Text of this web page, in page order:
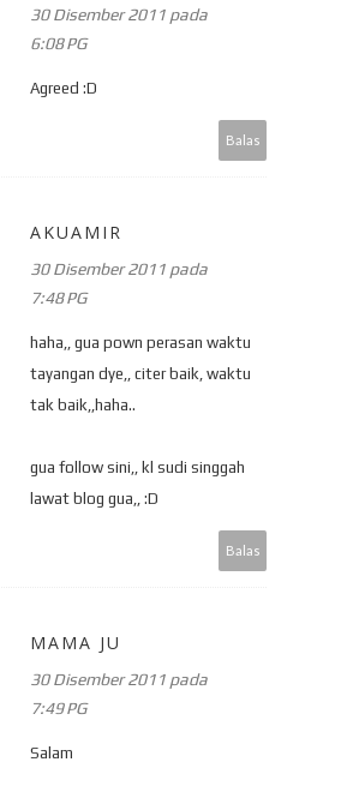
30 Disember 2011 pada
6:08 PG
Agreed :D
Balas
AKUAMIR
30 Disember 2011 pada
7:48 PG
haha,, gua pown perasan waktu
tayangan dye,, citer baik, waktu
tak baik,,haha..
gua follow sini,, kl sudi singgah
lawat blog gua,, :D
Balas
MAMA JU
30 Disember 2011 pada
7:49 PG
Salam